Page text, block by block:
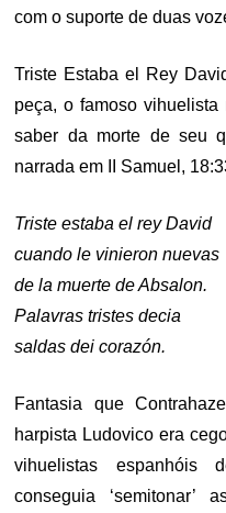
com o suporte de duas
Triste Estaba el Rey
peça, o famoso
saber da morte de seu
narrada em II Samuel,
Triste estaba el rey David
cuando le vinieron nuevas
de la muerte de Absalon.
Palavras tristes decia
saldas dei corazón.
Fantasia que
harpista Ludovico era
vihuelistas espanhóis
conseguia ‘semitonar’